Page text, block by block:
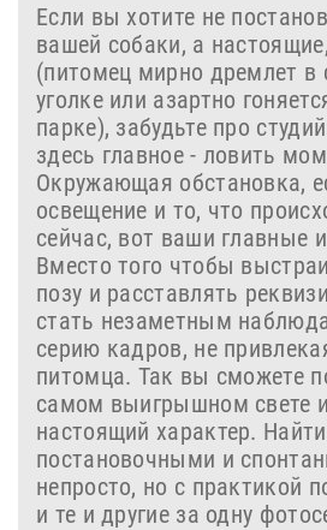
Если вы хотите не
вашей собаки, а
(питомец мирно дремлет
уголке или азартно
парке), забудьте про
здесь главное - ловить
Окружающая обстановка,
освещение и то, что
сейчас, вот ваши главные
Вместо того чтобы
позу и расставлять
стать незаметным
серию кадров, не
питомца. Так вы сможете
самом выигрышном свете
настоящий характер.
постановочными и
непросто, но с практикой
и те и другие за одну